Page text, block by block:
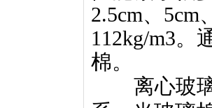
2.5cm、5cm
112kg/m3。
棉。
离心玻